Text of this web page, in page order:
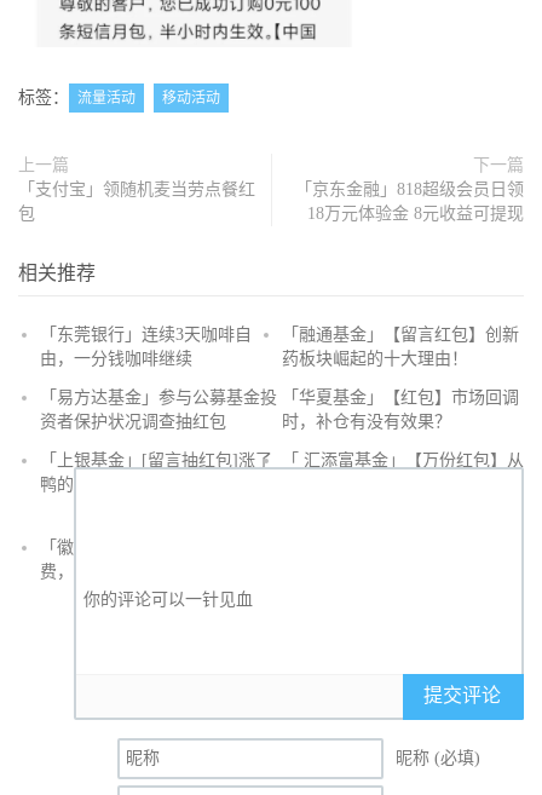
标签： 流量活动 移动活动
上一篇
「支付宝」领随机麦当劳点餐红
包
下一篇
「京东金融」818超级会员日领
18万元体验金 8元收益可提现
相关推荐
「东莞银行」连续3天咖啡自
由，一分钱咖啡继续
「融通基金」【留言红包】创新
药板块崛起的十大理由！
「易方达基金」参与公募基金投
资者保护状况调查抽红包
「华夏基金」【红包】市场回调
时，补仓有没有效果？
「上银基金」[留言抽红包]​涨了
鸭的投资旅途
「 汇添富基金」【万份红包】从
「徽商银行」手机银行充值话
费，至高立减30元
提交评论
昵称 (必填)